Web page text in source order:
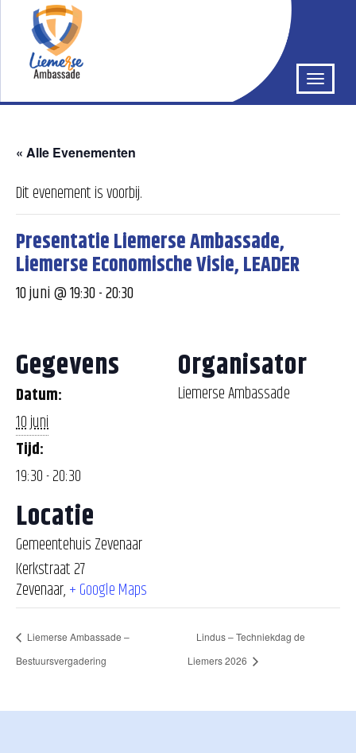
« Alle Evenementen
Dit evenement is voorbij.
Presentatie Liemerse Ambassade,
Liemerse Economische Visie, LEADER
10 juni @ 19:30-20:30
Gegevens
Datum:
10 juni
Tijd:
19:30 - 20:30
Locatie
Gemeentehuis Zevenaar
Kerkstraat 27
Zevenaar,+ Google Maps
Organisator
Liemerse Ambassade
Liemerse Ambassade –
Bestuursvergadering
Lindus – Techniekdag de
Liemers 2026